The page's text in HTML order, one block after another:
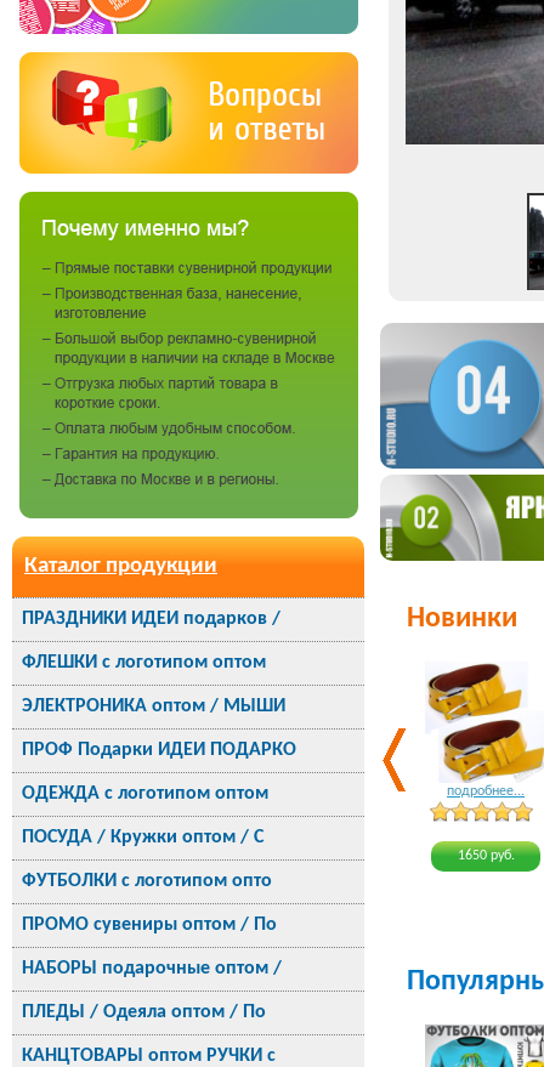
Каталог продукции
ПРАЗДНИКИ ИДЕИ подарков /
ФЛЕШКИ с логотипом оптом
ЭЛЕКТРОНИКА оптом / МЫШИ
ПРОФ Подарки ИДЕИ ПОДАРКО
ОДЕЖДА с логотипом оптом
ПОСУДА / Кружки оптом / С
ФУТБОЛКИ с логотипом опто
ПРОМО сувениры оптом / По
НАБОРЫ подарочные оптом /
ПЛЕДЫ / Одеяла оптом / По
КАНЦТОВАРЫ оптом РУЧКИ с
Новинки
подробнее...
1650 руб.